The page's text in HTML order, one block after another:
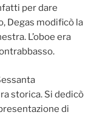
per dare
Degas modificò la
L’oboe era
storica. Si dedicò
di